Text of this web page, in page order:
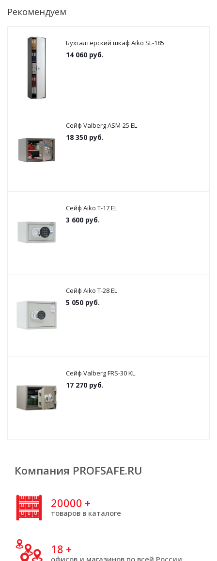
Рекомендуем
Бухгалтерский шкаф Aiko SL-185
14 060 руб.
Сейф Valberg ASM-25 EL
18 350 руб.
Сейф Aiko T-17 EL
3 600 руб.
Сейф Aiko T-28 EL
5 050 руб.
Сейф Valberg FRS-30 KL
17 270 руб.
Компания PROFSAFE.RU
20000 +
товаров в каталоге
18 +
офисов и магазинов по всей России